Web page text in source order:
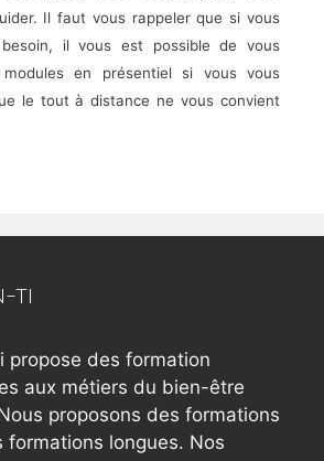
Il faut vous rappeler que si vous
il vous est possible de vous
en présentiel si vous vous
le tout à distance ne vous convient
ti
propose des formation
aux métiers du bien-être
proposons des formations
formations longues. Nos